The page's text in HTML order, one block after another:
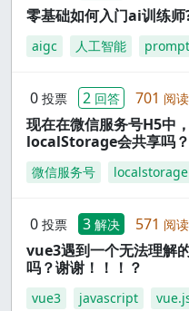
零基础如何入门ai训练师
aigc 人工智能 prompt
0 投票 2 回答 701 阅读
现在在微信服务号H5中
localStorage会共享吗？
微信服务号 localstorage
0 投票 3 解决 571 阅读
vue3遇到一个无法理解
吗？谢谢！！！？
vue3 javascript